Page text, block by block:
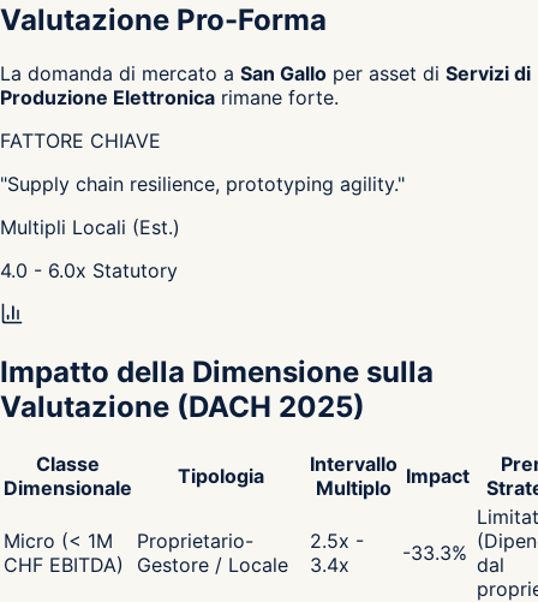
Valutazione Pro-Forma
La domanda di mercato a San Gallo per asset di Servizi di
Produzione Elettronica rimane forte.
FATTORE CHIAVE
"Supply chain resilience, prototyping agility."
Multipli Locali (Est.)
4.0 - 6.0x Statutory
Impatto della Dimensione sulla
Valutazione (DACH 2025)
Classe
Dimensionale
Tipologia
Intervallo
Multiplo
Impact
Micro (< 1M
CHF EBITDA)
Proprietario-
Gestore / Locale
2.5x -
3.4x
-33.3% dal